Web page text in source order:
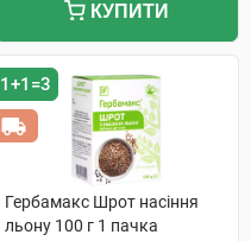
КУПИТИ
1+1=3
Гербамакс Шрот насіння
льону 100 г 1 пачка